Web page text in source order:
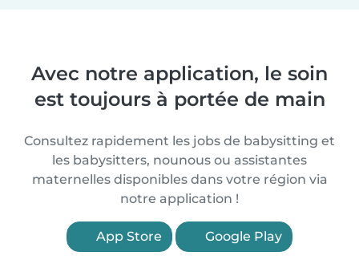
Avec notre application, le soin
est toujours à portée de main
Consultez rapidement les jobs de babysitting et
les babysitters, nounous ou assistantes
maternelles disponibles dans votre région via
notre application !
App Store Google Play